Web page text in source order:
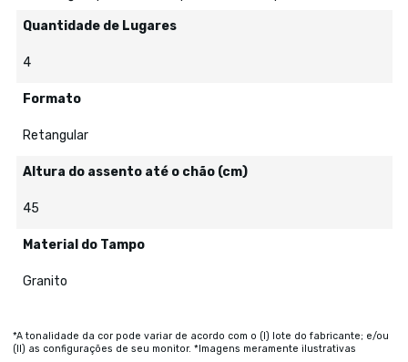
Quantidade de Lugares
4
Formato
Retangular
Altura do assento até o chão (cm)
45
Material do Tampo
Granito
*A tonalidade da cor pode variar de acordo com o (I) lote do fabricante; e/ou
(II) as configurações de seu monitor. *Imagens meramente ilustrativas